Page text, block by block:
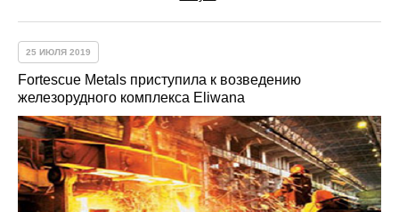
25 ИЮЛЯ 2019
Fortescue Metals приступила к возведению
железорудного комплекса Eliwana